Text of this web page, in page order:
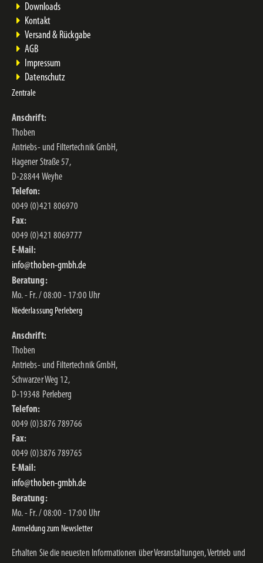
Downloads
Kontakt
Versand & Rückgabe
AGB
Impressum
Datenschutz
Zentrale
Anschrift:
Thoben
Antriebs- und Filtertechnik GmbH,
Hagener Straße 57,
D-28844 Weyhe
Telefon:
0049 (0)421 806970
Fax:
0049 (0)421 8069777
E-Mail:
info@thoben-gmbh.de
Beratung:
Mo. - Fr. / 08:00 - 17:00 Uhr
Niederlassung Perleberg
Anschrift:
Thoben
Antriebs- und Filtertechnik GmbH,
Schwarzer Weg 12,
D-19348 Perleberg
Telefon:
0049 (0)3876 789766
Fax:
0049 (0)3876 789765
E-Mail:
info@thoben-gmbh.de
Beratung:
Mo. - Fr. / 08:00 - 17:00 Uhr
Anmeldung zum Newsletter
Erhalten Sie die neuesten Informationen über Veranstaltungen, Vertrieb und